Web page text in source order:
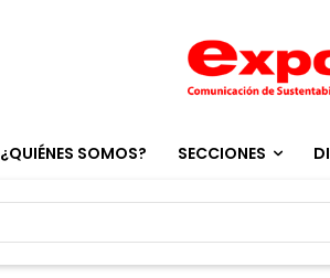
¿QUIÉNES SOMOS? SECCIONES